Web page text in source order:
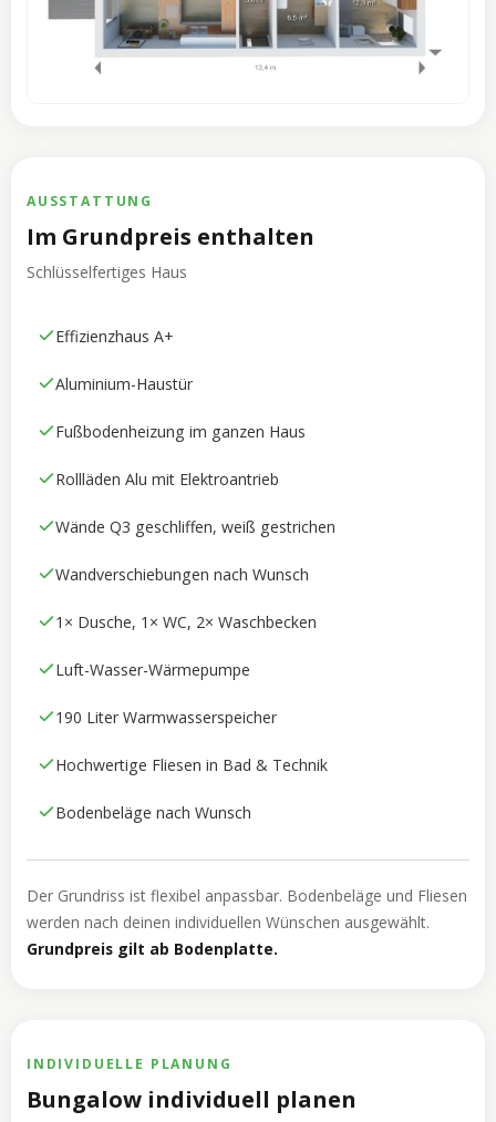
AUSSTATTUNG
Im Grundpreis enthalten
Schlüsselfertiges Haus
Effizienzhaus A+
Aluminium-Haustür
Fußbodenheizung im ganzen Haus
Rollläden Alu mit Elektroantrieb
Wände Q3 geschliffen, weiß gestrichen
Wandverschiebungen nach Wunsch
1× Dusche, 1× WC, 2× Waschbecken
Luft-Wasser-Wärmepumpe
190 Liter Warmwasserspeicher
Hochwertige Fliesen in Bad & Technik
Bodenbeläge nach Wunsch
Der Grundriss ist flexibel anpassbar. Bodenbeläge und Fliesen
werden nach deinen individuellen Wünschen ausgewählt.
Grundpreis gilt ab Bodenplatte.
INDIVIDUELLE PLANUNG
Bungalow individuell planen